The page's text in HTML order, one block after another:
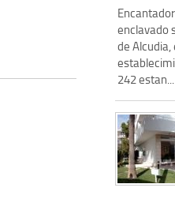
enclavado
de
242 estan...